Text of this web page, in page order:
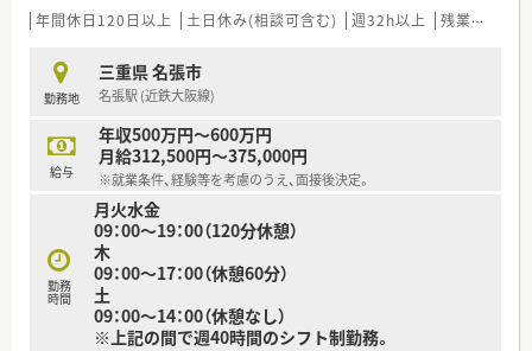
年間休日120日以上 土日休み(相談可含む) 週32h以上 残業なし(ほぼなし含む)
勤務地
三重県 名張市
名張駅 (近鉄大阪線)
給与
年収500万円～600万円
月給312,500円～375,000円
※就業条件、経験等を考慮のうえ、面接後決定。
勤務
時間
月火水金
09：00～19：00（120分休憩）
木
09：00～17：00（休憩60分）
土
09：00～14：00（休憩なし）
※上記の間で週40時間のシフト制勤務。